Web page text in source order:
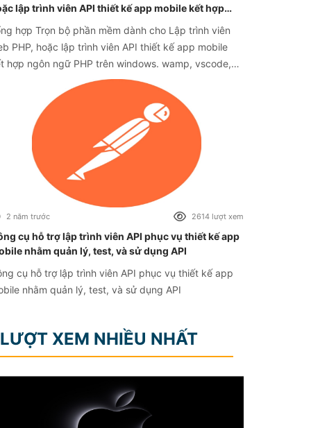
lập trình viên API thiết kế app mobile kết hợp
hợp Trọn bộ phần mềm dành cho Lập trình viên
PHP, hoặc lập trình viên API thiết kế app mobile
hợp ngôn ngữ PHP trên windows. wamp, vscode,
filezilla, zoc terminal, beyond compare
2 năm trước 2614 lượt xem
cụ hỗ trợ lập trình viên API phục vụ thiết kế app
nhằm quản lý, test, và sử dụng API
cụ hỗ trợ lập trình viên API phục vụ thiết kế app
nhằm quản lý, test, và sử dụng API
LƯỢT XEM NHIỀU NHẤT